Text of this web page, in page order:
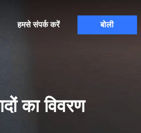
हमसे संपर्क करें बोली
का विवरण